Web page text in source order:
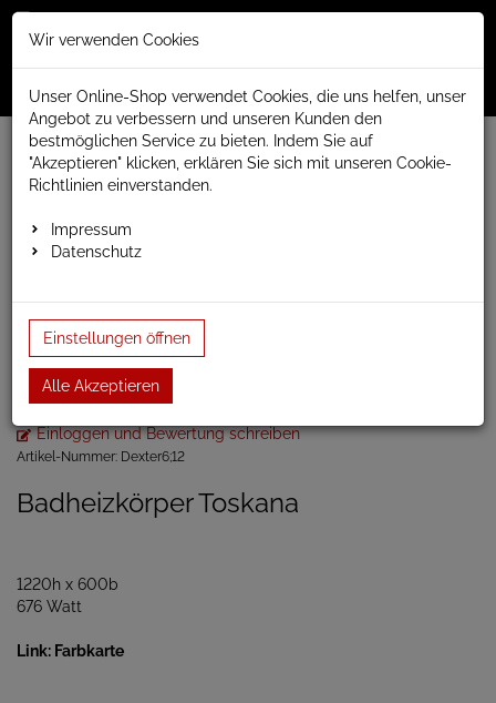
Menü
Weiter einkaufen www.anapont.eu
Badheizkörper
Design Badheizkörper
1220h x 600b
Anschluss unten rechts und links, oder Mittelanschluss
Einloggen und Bewertung schreiben
Artikel-Nummer: Dexter6;12
Badheizkörper Toskana
1220h x 600b
676 Watt
Link: Farbkarte
Wir verwenden Cookies
Unser Online-Shop verwendet Cookies, die uns helfen, unser
Angebot zu verbessern und unseren Kunden den
bestmöglichen Service zu bieten. Indem Sie auf
"Akzeptieren" klicken, erklären Sie sich mit unseren Cookie-
Richtlinien einverstanden.
Impressum
Datenschutz
Einstellungen öffnen
Alle Akzeptieren